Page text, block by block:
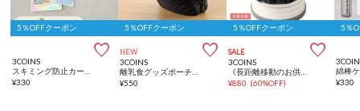
5％OFFクーポン

3COINS
¥330
5％OFFクーポン
NEW 
3COINS
¥550
5％OFFクーポン
SALE 
3COINS
《長距離移動のお供に》ポータブルトイレ／KIDS
¥880 (60%OFF)
5％
綿棒
¥330